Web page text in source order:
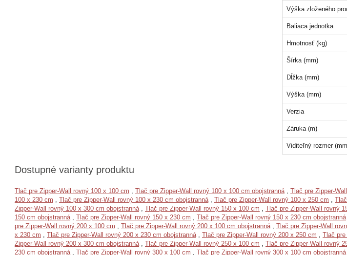
Výška zloženého
Baliaca jednotka
Hmotnosť (kg)
Šírka (mm)
Dĺžka (mm)
Výška (mm)
Verzia
Záruka (m)
Viditeľný rozmer
Dostupné varianty produktu
Tlač pre Zipper-Wall rovný 100 x 100 cm , Tlač pre Zipper-Wall rovný 100 x 100 cm obojstranná , Tlač pre Zipper-
100 x 230 cm , Tlač pre Zipper-Wall rovný 100 x 230 cm obojstranná , Tlač pre Zipper-Wall rovný 100 x 250 cm ,
Zipper-Wall rovný 100 x 300 cm obojstranná , Tlač pre Zipper-Wall rovný 150 x 100 cm , Tlač pre Zipper-Wall rovný
150 cm obojstranná , Tlač pre Zipper-Wall rovný 150 x 230 cm , Tlač pre Zipper-Wall rovný 150 x 230 cm obojstranná
pre Zipper-Wall rovný 200 x 100 cm , Tlač pre Zipper-Wall rovný 200 x 100 cm obojstranná , Tlač pre Zipper-Wall
x 230 cm , Tlač pre Zipper-Wall rovný 200 x 230 cm obojstranná , Tlač pre Zipper-Wall rovný 200 x 250 cm , Tlač
Zipper-Wall rovný 200 x 300 cm obojstranná , Tlač pre Zipper-Wall rovný 250 x 100 cm , Tlač pre Zipper-Wall rovný
230 cm obojstranná , Tlač pre Zipper-Wall rovný 300 x 100 cm , Tlač pre Zipper-Wall rovný 300 x 100 cm obojstranná